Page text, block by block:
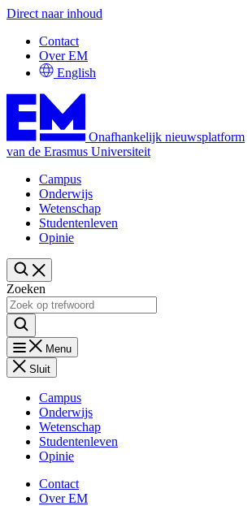
Direct naar inhoud
Contact
Over EM
English
Onafhankelijk nieuwsplatform
van de Erasmus Universiteit
Campus
Onderwijs
Wetenschap
Studentenleven
Opinie
Zoeken
Menu
Sluit
Campus
Onderwijs
Wetenschap
Studentenleven
Opinie
Contact
Over EM